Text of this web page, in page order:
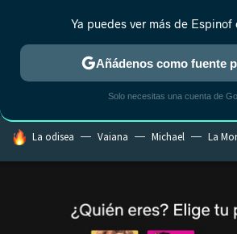
ESTRENOS REALITY ANIME
HOY SE HABLA DE
La odisea Vaiana Michael La
Ya puedes ver más de Espinof
Añádenos como fuente
Solo necesitas una cuenta de